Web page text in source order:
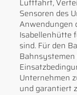
Luftfahrt,
Sensoren des
Anwendungen
Isabellenhütte
sind. Für den
Unternehmen
und garantiert